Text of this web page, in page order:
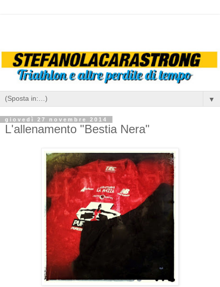
▼
giovedì 27 novembre 2014
L'allenamento "Bestia Nera"